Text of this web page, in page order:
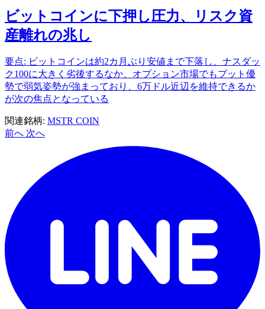
ビットコインに下押し圧力、リスク資
産離れの兆し
要点: ビットコインは約2カ月ぶり安値まで下落し、ナスダッ
ク100に大きく劣後するなか、オプション市場でもプット優
勢で弱気姿勢が強まっており、6万ドル近辺を維持できるか
が次の焦点となっている
関連銘柄: MSTR COIN
前へ 次へ